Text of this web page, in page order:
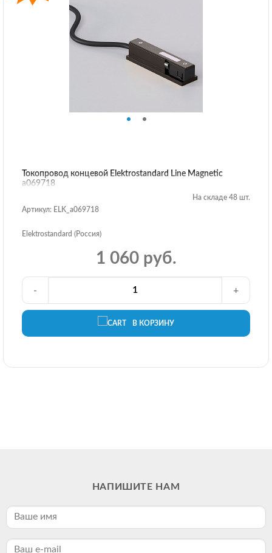
Токопровод концевой Elektrostandard Line Magnetic
a069718
На складе 48 шт.
Артикул: ELK_a069718
Elektrostandard (Россия)
1 060 руб.
В КОРЗИНУ
- +
НАПИШИТЕ НАМ